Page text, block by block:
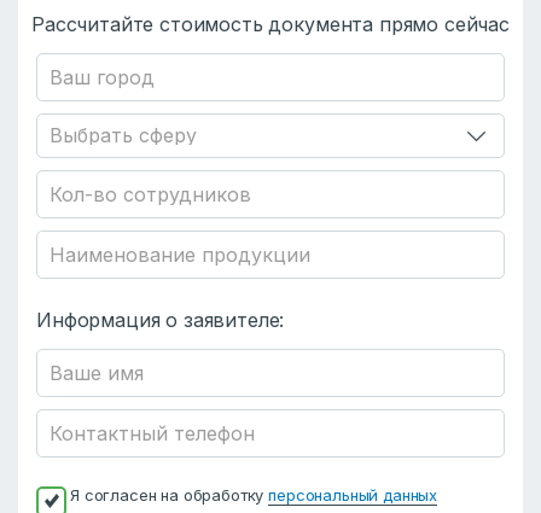
Рассчитайте стоимость документа прямо сейчас
Информация о заявителе:
Я согласен на обработкуперсональный данных